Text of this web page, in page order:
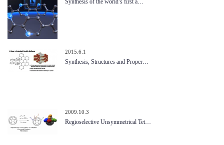
2015.6.1
Synthesis, Structures and Proper…
2009.10.3
Regioselective Unsymmetrical Tet…